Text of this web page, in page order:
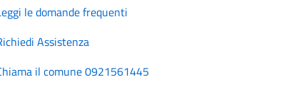
le domande frequenti
Assistenza
il comune 0921561445